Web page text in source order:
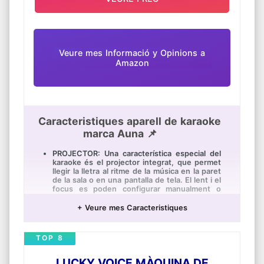
la teva compra pots gaudir d'accés il·limitat en
línia a més de 9000 cançons principals
durant un mes. No necessites lluitar per a
Veure mes Informació y Opinions a
Amazon
Caracteristiques aparell de karaoke
marca Auna 📌
PROJECTOR: Una característica especial del
karaoke és el projector integrat, que permet
llegir la lletra al ritme de la música en la paret
de la sala o en una pantalla de tela. El lent i el
focus es poden configurar manualment o
PLE D'EFECTES: El karaoke compta amb dues
efecte de ressò i la funció A.V.C., la qual
complementa la veu en cantar i manté el
volum en harmonia amb l'ambient.
+ Veure mes Caracteristiques
TOP 8